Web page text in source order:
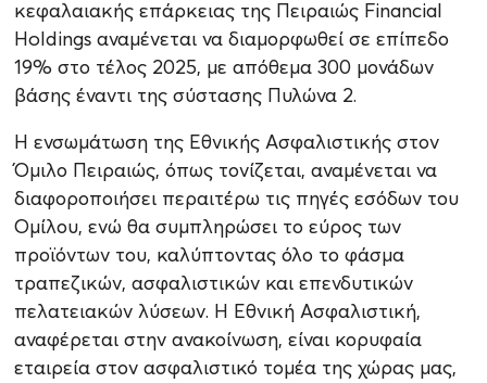
κεφαλαιακής επάρκειας της Πειραιώς Financial
Holdings αναμένεται να διαμορφωθεί σε επίπεδο
19% στο τέλος 2025, με απόθεμα 300 μονάδων
βάσης έναντι της σύστασης Πυλώνα 2.
Η ενσωμάτωση της Εθνικής Ασφαλιστικής στον
Όμιλο Πειραιώς, όπως τονίζεται, αναμένεται να
διαφοροποιήσει περαιτέρω τις πηγές εσόδων του
Ομίλου, ενώ θα συμπληρώσει το εύρος των
προϊόντων του, καλύπτοντας όλο το φάσμα
τραπεζικών, ασφαλιστικών και επενδυτικών
πελατειακών λύσεων. Η Εθνική Ασφαλιστική,
αναφέρεται στην ανακοίνωση, είναι κορυφαία
εταιρεία στον ασφαλιστικό τομέα της χώρας μας,